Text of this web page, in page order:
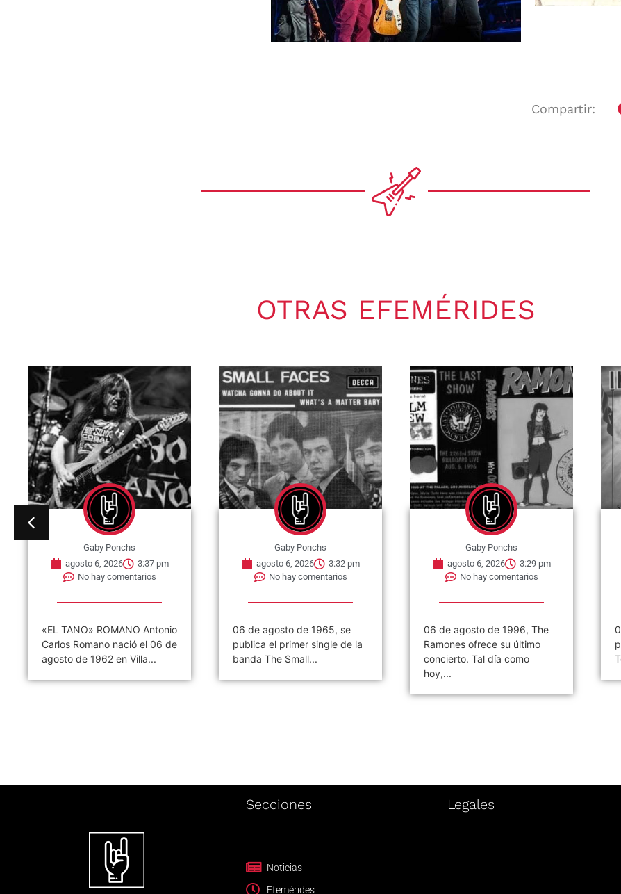
Compartir:
OTRAS EFEMÉRIDES
Gaby Ponchs
agosto 6, 2026
3:37 pm
No hay comentarios
«EL TANO» ROMANO Antonio
Carlos Romano nació el 06 de
agosto de 1962 en Villa...
Gaby Ponchs
agosto 6, 2026
3:32 pm
No hay comentarios
06 de agosto de 1965, se
publica el primer single de la
banda The Small...
Gaby Ponchs
agosto 6, 2026
3:29 pm
No hay comentarios
06 de agosto de 1996, The
Ramones ofrece su último
concierto. Tal día como
hoy,...
Secciones
Noticias
Efemérides
Legales